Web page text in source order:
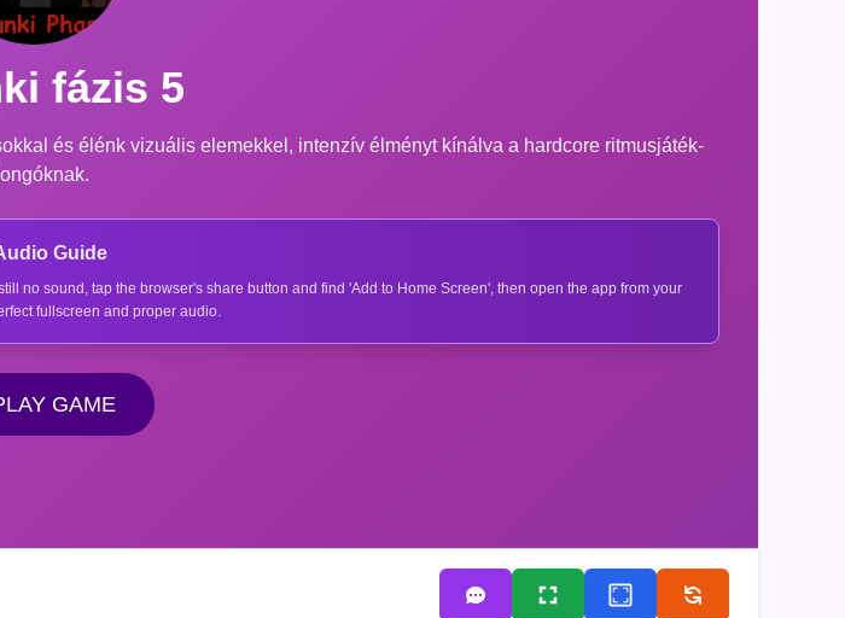
fázis 5
és élénk vizuális elemekkel, intenzív élményt kínálva a hardcore ritmusjáték-
Guide
no sound, tap the browser's share button and find 'Add to Home Screen', then open the app from your
fullscreen and proper audio.
GAME